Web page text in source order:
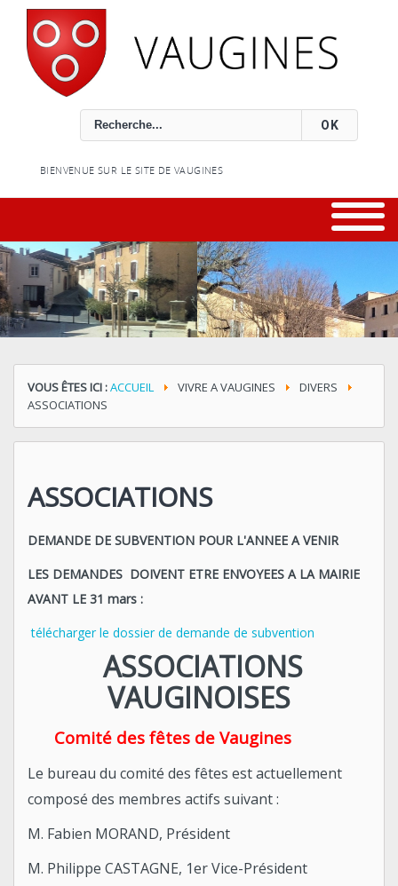
OK
BIENVENUE SUR LE SITE DE VAUGINES
VOUS ÊTES ICI :ACCUEIL VIVRE A VAUGINES
DIVERS
ASSOCIATIONS
ASSOCIATIONS
DEMANDE DE SUBVENTION POUR L'ANNEE A VENIR
LES DEMANDES DOIVENT ETRE ENVOYEES A LA MAIRIE
AVANT LE 31 mars :
télécharger le dossier de demande de subvention
ASSOCIATIONS
VAUGINOISES
Comité des fêtes de Vaugines
Le bureau du comité des fêtes est actuellement
composé des membres actifs suivant :
M. Fabien MORAND, Président
M. Philippe CASTAGNE, 1er Vice-Président